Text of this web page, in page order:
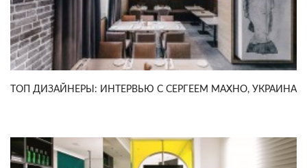
TOП ДИЗАЙНЕРЫ: ИНТЕРВЬЮ С СЕРГЕЕМ МАХНО, УКРАИНА